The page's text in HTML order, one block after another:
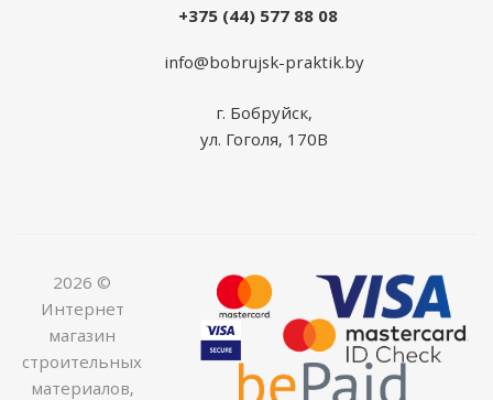
+375 (44) 577 88 08
info@bobrujsk-praktik.by
г. Бобруйск,
ул. Гоголя, 170В
2026 ©
Интернет
магазин
строительных
материалов,